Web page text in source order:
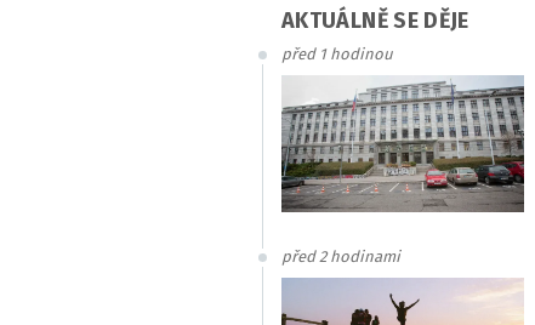
AKTUÁLNĚ SE DĚJE
před 1 hodinou
před 2 hodinami